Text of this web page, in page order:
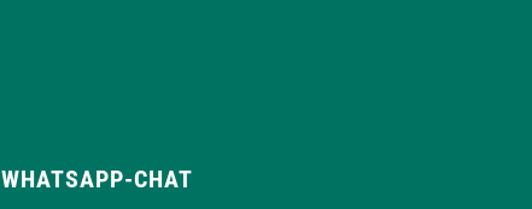
WHATSAPP-CHAT